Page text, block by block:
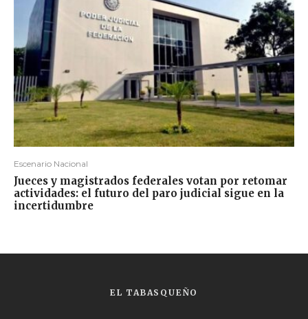
Escenario Nacional
Jueces y magistrados federales votan por retomar
actividades: el futuro del paro judicial sigue en la
incertidumbre
EL TABASQUEÑO